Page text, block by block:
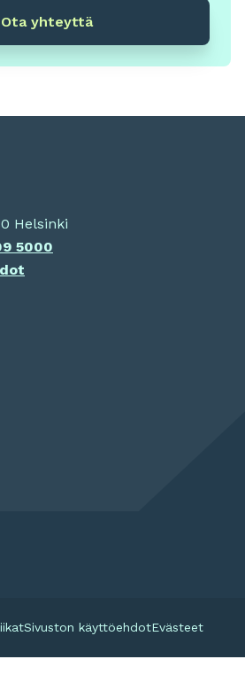
Ota yhteyttä
Helsinki
5000
Sivuston käyttöehdotEvästeet